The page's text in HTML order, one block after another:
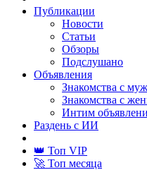
Публикации
Новости
Статьи
Обзоры
Подслушано
Объявления
Знакомства с
Знакомства с
Интим
Раздень с ИИ
👑 Топ VIP
🚀 Топ месяца